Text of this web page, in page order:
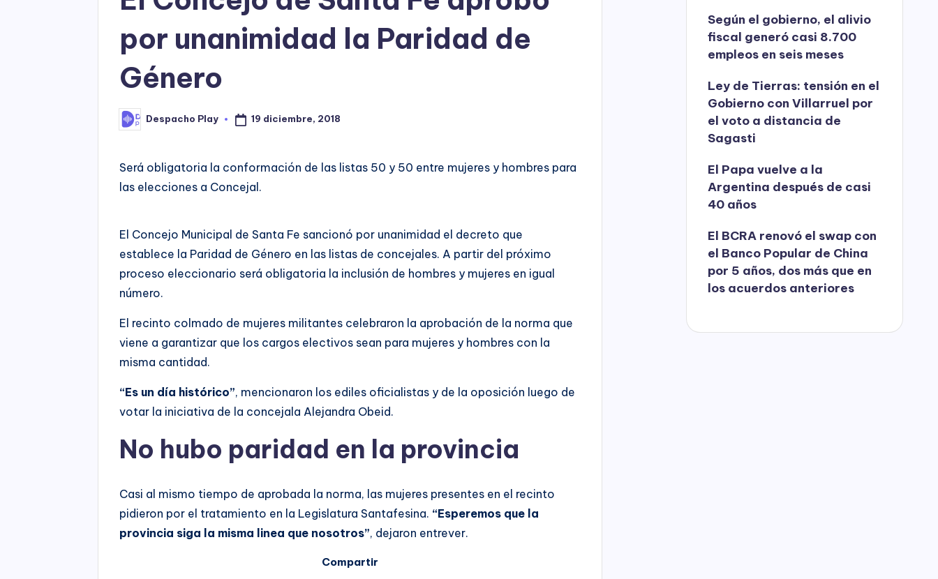
o
por unanimidad la Paridad de
Género
Posted
by
Despacho Play 19 diciembre, 2018
Será obligatoria la conformación de las listas 50 y 50 entre mujeres y hombres para
las elecciones a Concejal.
El Concejo Municipal de Santa Fe sancionó por unanimidad el decreto que
establece la Paridad de Género en las listas de concejales. A partir del próximo
proceso eleccionario será obligatoria la inclusión de hombres y mujeres en igual
número.
El recinto colmado de mujeres militantes celebraron la aprobación de la norma que
viene a garantizar que los cargos electivos sean para mujeres y hombres con la
misma cantidad.
“Es un día histórico”, mencionaron los ediles oficialistas y de la oposición luego de
votar la iniciativa de la concejala Alejandra Obeid.
No hubo paridad en la provincia
Casi al mismo tiempo de aprobada la norma, las mujeres presentes en el recinto
pidieron por el tratamiento en la Legislatura Santafesina. “Esperemos que la
provincia siga la misma linea que nosotros”, dejaron entrever.
Compartir
Según el gobierno, el alivio
fiscal generó casi 8.700
empleos en seis meses
Ley de Tierras: tensión en el
Gobierno con Villarruel por
el voto a distancia de
Sagasti
El Papa vuelve a la
Argentina después de casi
40 años
El BCRA renovó el swap con
el Banco Popular de China
por 5 años, dos más que en
los acuerdos anteriores